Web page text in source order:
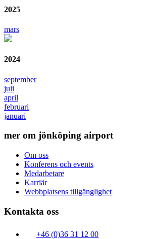
2025
mars
2024
september
juli
april
februari
januari
mer om jönköping airport
Om oss
Konferens och events
Medarbetare
Karriär
Webbplatsens tillgänglighet
Kontakta oss
+46 (0)36 31 12 00